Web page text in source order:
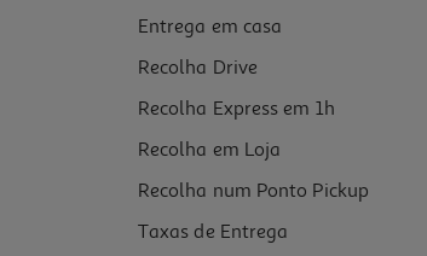
Entrega em casa
Recolha Drive
Recolha Express em 1h
Recolha em Loja
Recolha num Ponto Pickup
Taxas de Entrega